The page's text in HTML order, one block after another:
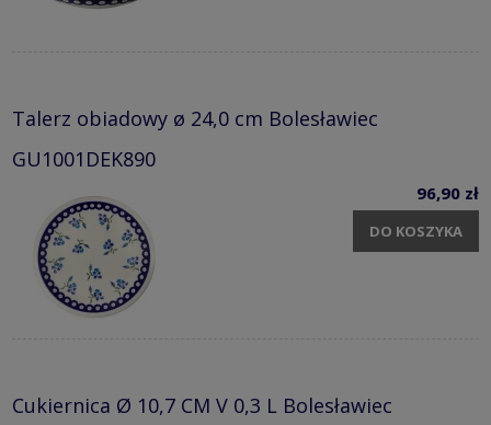
Talerz obiadowy ø 24,0 cm Bolesławiec
GU1001DEK890
96,90 zł
DO KOSZYKA
Cukiernica Ø 10,7 CM V 0,3 L Bolesławiec